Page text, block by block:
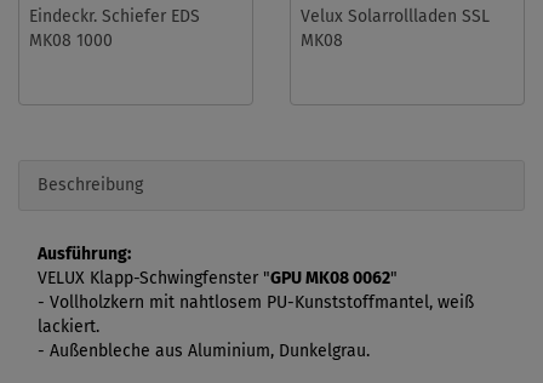
Eindeckr. Schiefer EDS
MK08 1000
Velux Solarrollladen SSL
MK08
Beschreibung
Ausführung:
VELUX Klapp-Schwingfenster "GPU MK08 0062"
- Vollholzkern mit nahtlosem PU-Kunststoffmantel, weiß
lackiert.
- Außenbleche aus Aluminium, Dunkelgrau.